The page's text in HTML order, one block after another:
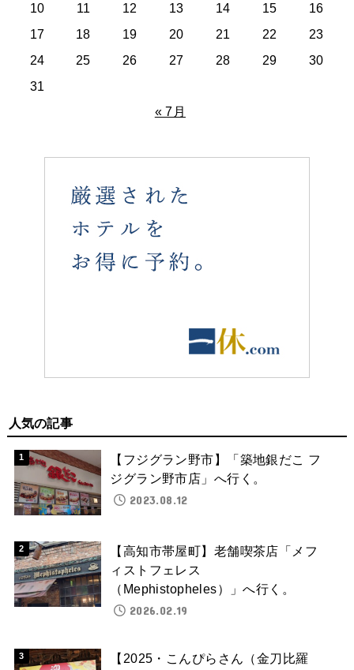
10
11 12 13 14 15
16
17
18 19 20 21 22
23
24
25 26 27 28 29
30
31
« 7月
人気の記事
【フジグラン野市】「築地銀だこ フ
ジグラン野市店」へ行く。
2023.08.12
【高知市帯屋町】老舗喫茶店「メフ
ィストフェレス
（Mephistopheles）」へ行く。
2026.02.19
【2025・こんぴらさん（金刀比羅